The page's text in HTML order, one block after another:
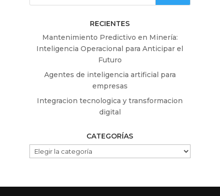
RECIENTES
Mantenimiento Predictivo en Minería:
Inteligencia Operacional para Anticipar el
Futuro
Agentes de inteligencia artificial para
empresas
Integracion tecnologica y transformacion
digital
CATEGORÍAS
CATEGORÍAS